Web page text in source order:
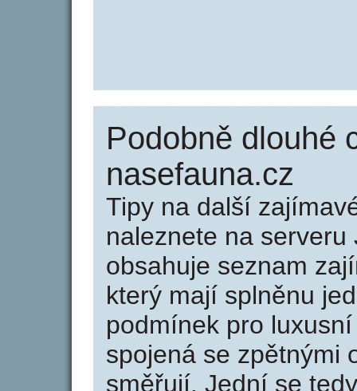
Podobně dlouhé
nasefauna.cz
Tipy na další
naleznete na serveru
obsahuje seznam
který mají splněnu
podmínek pro
spojená se zpětnými
směřují. Jední se